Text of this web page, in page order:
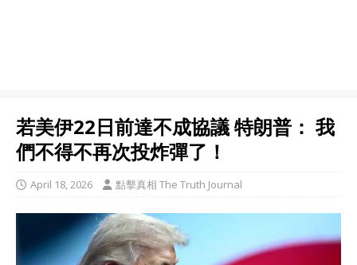
若美伊22日前達不成協議 特朗普： 我
們不得不再次投炸彈了！
April 18, 2026 點擊真相 The Truth Journal